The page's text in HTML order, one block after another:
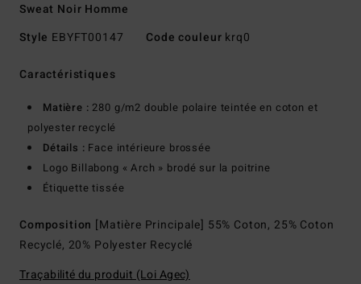
Sweat Noir Homme
Style EBYFT00147 Code couleur krq0
Caractéristiques
Matière : 280 g/m2 double polaire teintée en coton et
polyester recyclé
Détails : Face intérieure brossée
Logo Billabong « Arch » brodé sur la poitrine
Étiquette tissée
Composition [Matière Principale] 55% Coton, 25% Coton
Recyclé, 20% Polyester Recyclé
Traçabilité du produit (Loi Agec)